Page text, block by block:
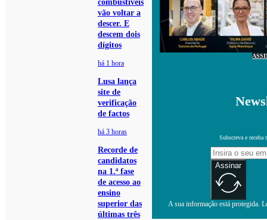
combustíveis
vão voltar a
descer. E
descem dois
dígitos
há 1 hora
Lusa lança
site de
verificação
de factos
há 3 horas
Recorde de
candidatos
na 1.ª fase
de acesso ao
ensino
superior das
últimas três
Subscreva e receba
Assinar
A sua informação está protegida.